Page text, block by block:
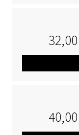
32,00
40,00